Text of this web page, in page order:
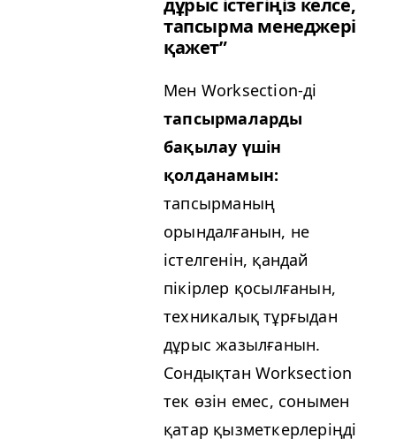
дұрыс істегіңіз келсе,
тапсырма менеджері
қажет”
Мен Work­sec­tion-ді
тапсырмаларды
бақылау үшін
қолданамын:
тапсырманың
орындалғанын, не
істелгенін, қандай
пікірлер қосылғанын,
техникалық тұрғыдан
дұрыс жазылғанын.
Сондықтан Work­sec­tion
тек өзін емес, сонымен
қатар қызметкерлеріңді